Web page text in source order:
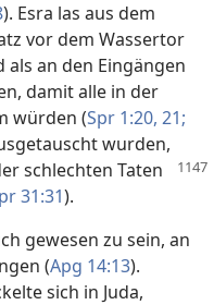
). Esra las aus dem
vor dem Wassertor
als an den Eingängen
damit alle in der
würden (Spr 1:20, 21;
wurden,
schlechten Taten
31:31).
gewesen zu sein, an
(Apg 14:13).
sich in Juda,